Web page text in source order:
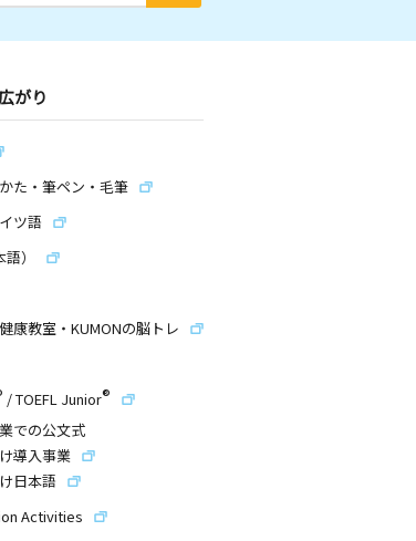
がり
た・筆ペン・毛筆
ツ語
）
康教室・KUMONの脳トレ
/TOEFL Junior®
での公文式
導入事業
日本語
Activities